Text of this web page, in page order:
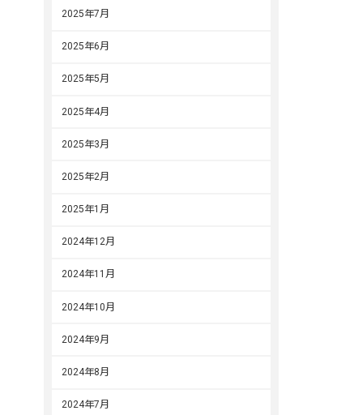
2025年7月
2025年6月
2025年5月
2025年4月
2025年3月
2025年2月
2025年1月
2024年12月
2024年11月
2024年10月
2024年9月
2024年8月
2024年7月